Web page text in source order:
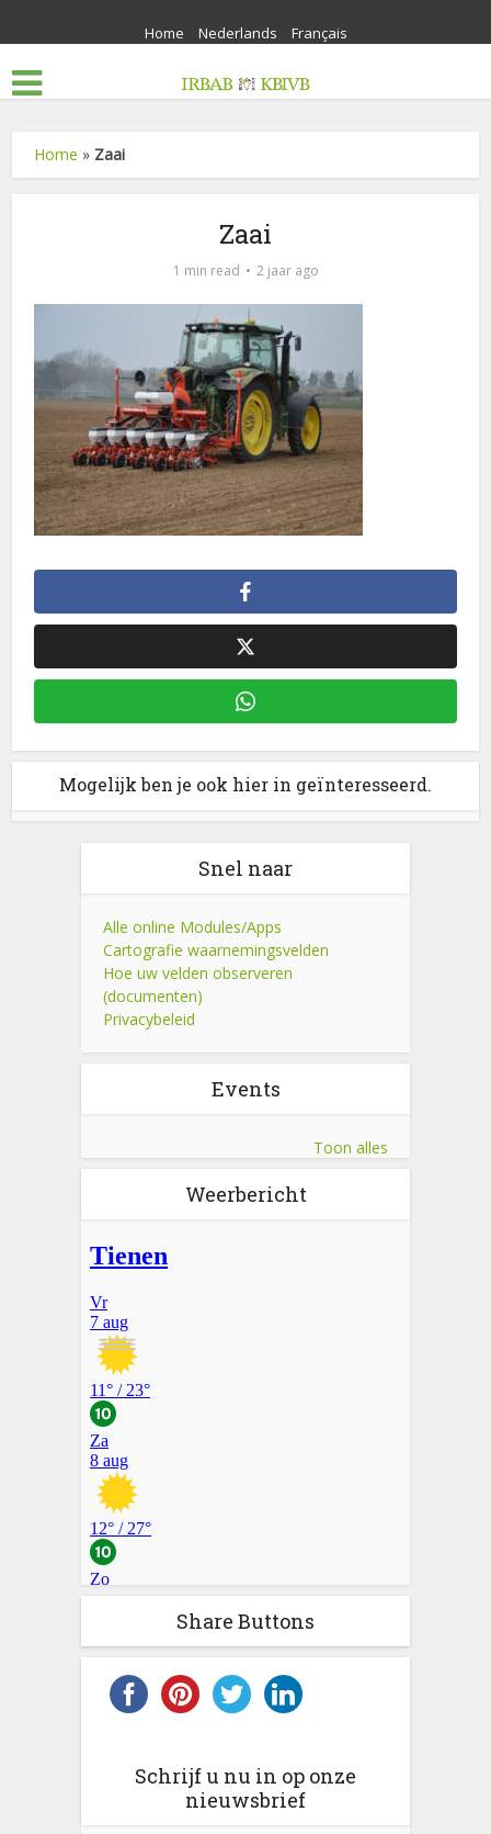
Home Nederlands Français
Home » Zaai
Zaai
1 min read 2 jaar ago
Mogelijk ben je ook hier in geïnteresseerd.
Snel naar
Alle online Modules/Apps
Cartografie waarnemingsvelden
Hoe uw velden observeren
(documenten)
Privacybeleid
Events
Toon alles
Weerbericht
Share Buttons
Schrijf u nu in op onze
nieuwsbrief